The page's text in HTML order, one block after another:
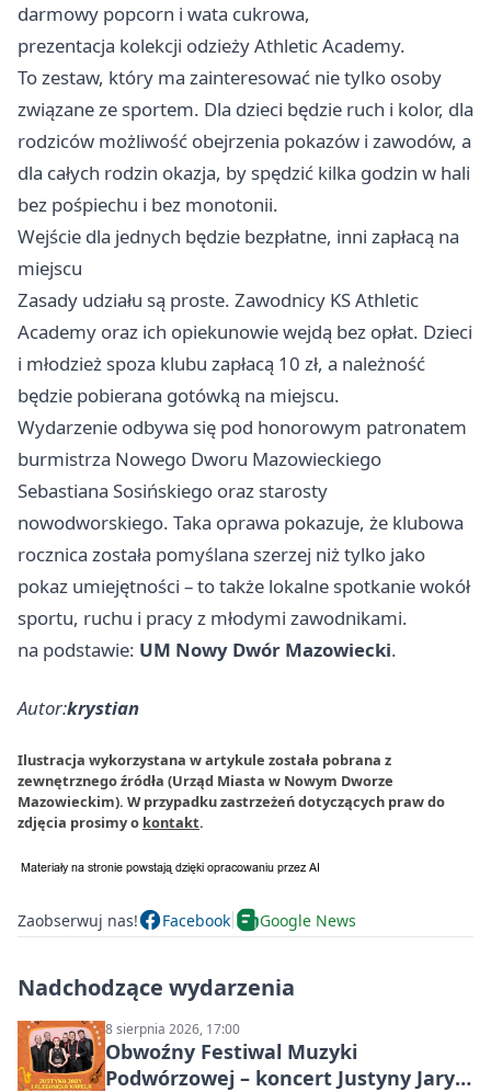
darmowy popcorn i wata cukrowa,
prezentacja kolekcji odzieży Athletic Academy.
To zestaw, który ma zainteresować nie tylko osoby
związane ze sportem. Dla dzieci będzie ruch i kolor, dla
rodziców możliwość obejrzenia pokazów i zawodów, a
dla całych rodzin okazja, by spędzić kilka godzin w hali
bez pośpiechu i bez monotonii.
Wejście dla jednych będzie bezpłatne, inni zapłacą na
miejscu
Zasady udziału są proste. Zawodnicy KS Athletic
Academy oraz ich opiekunowie wejdą bez opłat. Dzieci
i młodzież spoza klubu zapłacą 10 zł, a należność
będzie pobierana gotówką na miejscu.
Wydarzenie odbywa się pod honorowym patronatem
burmistrza Nowego Dworu Mazowieckiego
Sebastiana Sosińskiego oraz starosty
nowodworskiego. Taka oprawa pokazuje, że klubowa
rocznica została pomyślana szerzej niż tylko jako
pokaz umiejętności – to także lokalne spotkanie wokół
sportu, ruchu i pracy z młodymi zawodnikami.
na podstawie: UM Nowy Dwór Mazowiecki.
Autor:krystian
Ilustracja wykorzystana w artykule została pobrana z
zewnętrznego źródła (Urząd Miasta w Nowym Dworze
Mazowieckim). W przypadku zastrzeżeń dotyczących praw do
zdjęcia prosimy o kontakt.
Zaobserwuj nas! Facebook Google News
Nadchodzące wydarzenia
8 sierpnia 2026, 17:00
Obwoźny Festiwal Muzyki
Podwórzowej – koncert Justyny Jary i